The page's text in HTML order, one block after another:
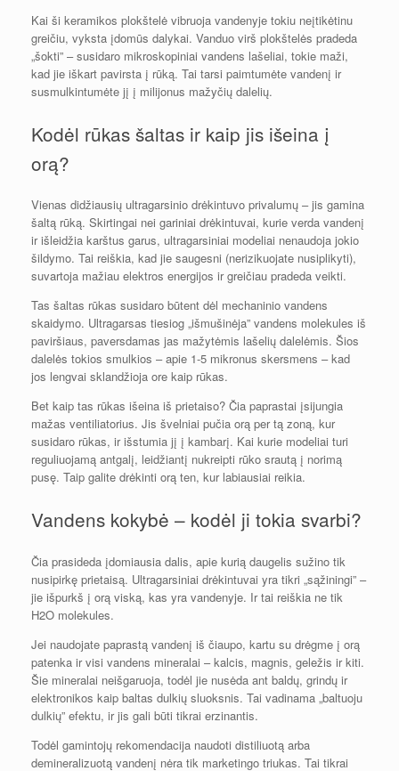
Kai ši keramikos plokštelė vibruoja vandenyje tokiu neįtikėtinu
greičiu, vyksta įdomūs dalykai. Vanduo virš plokštelės pradeda
„šokti” – susidaro mikroskopiniai vandens lašeliai, tokie maži,
kad jie iškart pavirsta į rūką. Tai tarsi paimtumėte vandenį ir
susmulkintumėte jį į milijonus mažyčių dalelių.
Kodėl rūkas šaltas ir kaip jis išeina į
orą?
Vienas didžiausių ultragarsinio drėkintuvo privalumų – jis gamina
šaltą rūką. Skirtingai nei gariniai drėkintuvai, kurie verda vandenį
ir išleidžia karštus garus, ultragarsiniai modeliai nenaudoja jokio
šildymo. Tai reiškia, kad jie saugesni (nerizikuojate nusiplikyti),
suvartoja mažiau elektros energijos ir greičiau pradeda veikti.
Tas šaltas rūkas susidaro būtent dėl mechaninio vandens
skaidymo. Ultragarsas tiesiog „išmušinėja” vandens molekules iš
paviršiaus, paversdamas jas mažytėmis lašelių dalelėmis. Šios
dalelės tokios smulkios – apie 1-5 mikronus skersmens – kad
jos lengvai sklandžioja ore kaip rūkas.
Bet kaip tas rūkas išeina iš prietaiso? Čia paprastai įsijungia
mažas ventiliatorius. Jis švelniai pučia orą per tą zoną, kur
susidaro rūkas, ir išstumia jį į kambarį. Kai kurie modeliai turi
reguliuojamą antgalį, leidžiantį nukreipti rūko srautą į norimą
pusę. Taip galite drėkinti orą ten, kur labiausiai reikia.
Vandens kokybė – kodėl ji tokia svarbi?
Čia prasideda įdomiausia dalis, apie kurią daugelis sužino tik
nusipirkę prietaisą. Ultragarsiniai drėkintuvai yra tikri „sąžiningi” –
jie išpurkš į orą viską, kas yra vandenyje. Ir tai reiškia ne tik
H2O molekules.
Jei naudojate paprastą vandenį iš čiaupo, kartu su drėgme į orą
patenka ir visi vandens mineralai – kalcis, magnis, geležis ir kiti.
Šie mineralai neišgaruoja, todėl jie nusėda ant baldų, grindų ir
elektronikos kaip baltas dulkių sluoksnis. Tai vadinama „baltuoju
dulkių” efektu, ir jis gali būti tikrai erzinantis.
Todėl gamintojų rekomendacija naudoti distiliuotą arba
demineralizuotą vandenį nėra tik marketingo triukas. Tai tikrai